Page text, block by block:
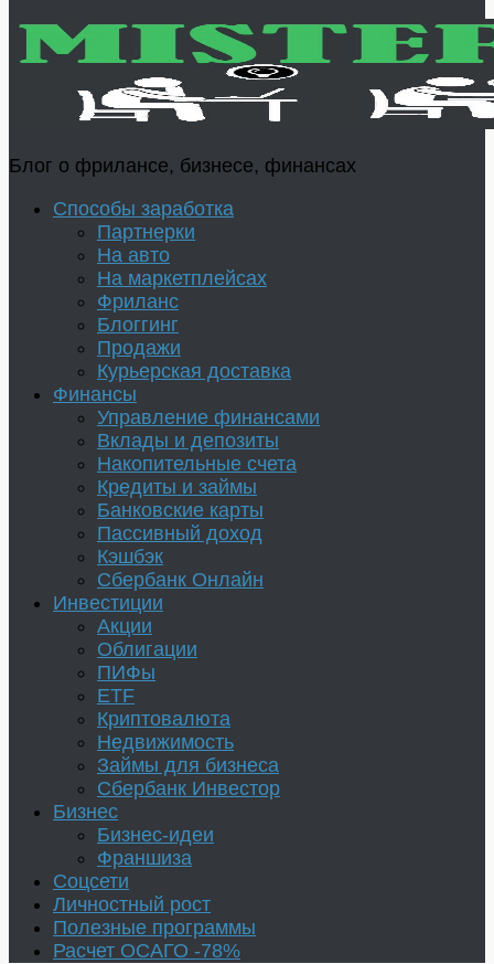
Блог о фрилансе, бизнесе, финансах
Способы заработка
Партнерки
На авто
На маркетплейсах
Фриланс
Блоггинг
Продажи
Курьерская доставка
Финансы
Управление финансами
Вклады и депозиты
Накопительные счета
Кредиты и займы
Банковские карты
Пассивный доход
Кэшбэк
Сбербанк Онлайн
Инвестиции
Акции
Облигации
ПИФы
ETF
Криптовалюта
Недвижимость
Займы для бизнеса
Сбербанк Инвестор
Бизнес
Бизнес-идеи
Франшиза
Соцсети
Личностный рост
Полезные программы
Расчет ОСАГО -78%